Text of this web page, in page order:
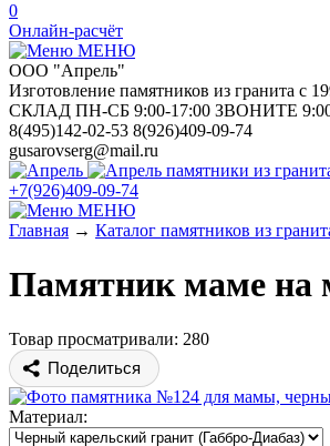
0
Онлайн-расчёт
МЕНЮ
ООО "Апрель"
Изготовление памятников из гранита с
СКЛАД ПН-СБ 9:00-17:00 ЗВОНИТЕ
8(495)142-02-53 8(926)409-09-74
gusarovserg@mail.ru
памятники из
+7(926)409-09-74
МЕНЮ
Главная → Каталог памятников из
Памятник маме на
Товар просматривали: 280
Поделиться
Материал: